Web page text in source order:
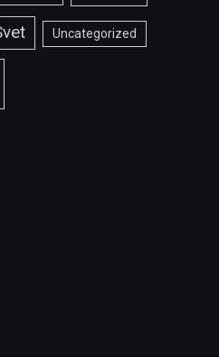
Uncategorized